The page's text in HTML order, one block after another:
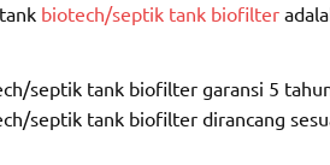
biotech/septik tank biofilter
septik tank biofilter garansi 5
septik tank biofilter dirancang